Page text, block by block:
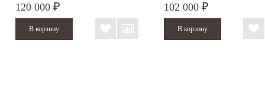
120 000 ₽ 102 000 ₽